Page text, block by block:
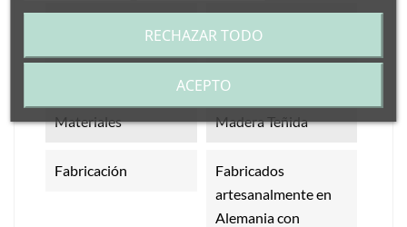
Materiales Madera Teñida
Fabricación
Fabricados
artesanalmente en
Alemania con
RECHAZAR TODO
ACEPTO